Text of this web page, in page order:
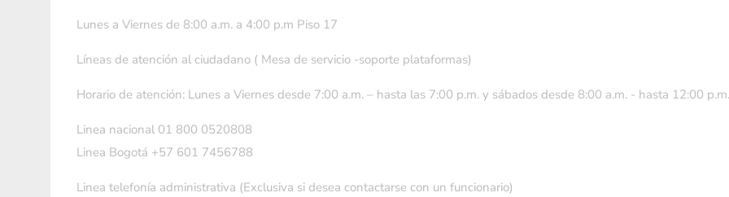
Lunes a Viernes de 8:00 a.m. a 4:00 p.m Piso 17
Líneas de atención al ciudadano ( Mesa de servicio -soporte plataformas)
Horario de atención: Lunes a Viernes desde 7:00 a.m. – hasta las 7:00 p.m. y sábados desde 8:00 a.m. - hasta 12:00 p.m.
Linea nacional 01 800 0520808
Linea Bogotá +57 601 7456788
Linea telefonía administrativa (Exclusiva si desea contactarse con un funcionario)